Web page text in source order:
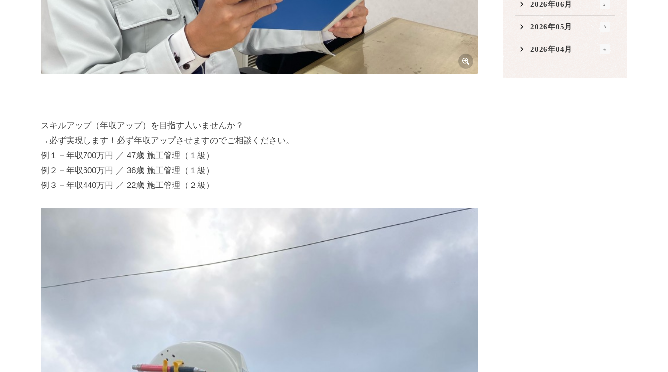
スキルアップ（年収アップ）を目指す人いませんか？
→必ず実現します！必ず年収アップさせますのでご相談ください。
例１－年収700万円 ／ 47歳 施工管理（１級）
例２－年収600万円 ／ 36歳 施工管理（１級）
例３－年収440万円 ／ 22歳 施工管理（２級）
2026年06月 2
2026年05月 6
2026年04月 4